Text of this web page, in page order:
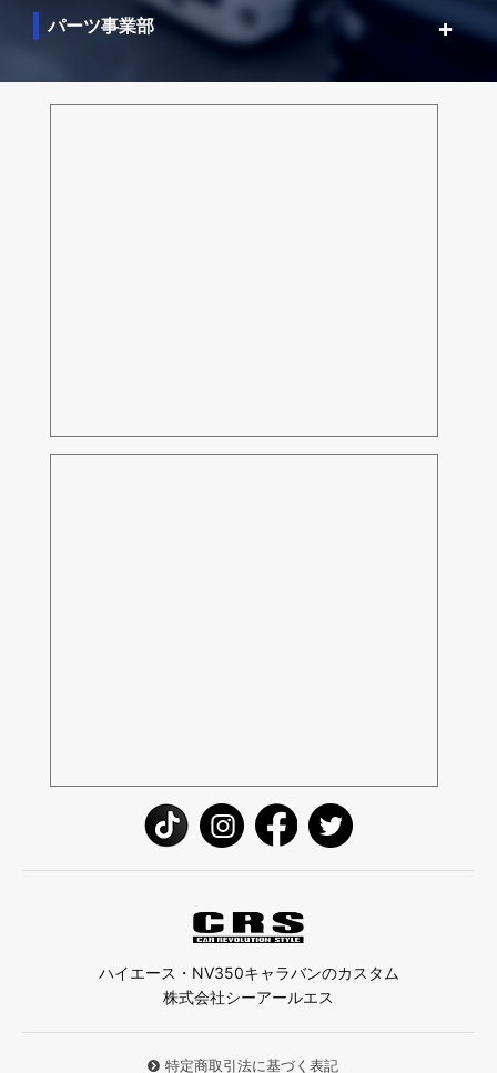
パーツ事業部
ハイエース・NV350キャラバンのカスタム
株式会社シーアールエス
特定商取引法に基づく表記